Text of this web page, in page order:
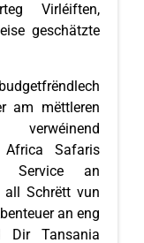
Virléiften,
geschätzte
am mëttleren
Africa Safaris
Service an
all Schrëtt vun
an eng
Dir Tansania